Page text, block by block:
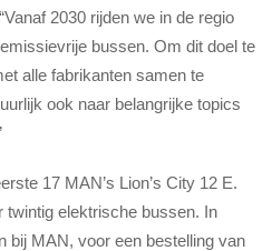
2030 rijden we in de regio
bussen. Om dit doel te
alle fabrikanten samen te
ook naar belangrijke topics
17 MAN’s Lion’s City 12 E.
twintig elektrische bussen. In
bij MAN, voor een bestelling van